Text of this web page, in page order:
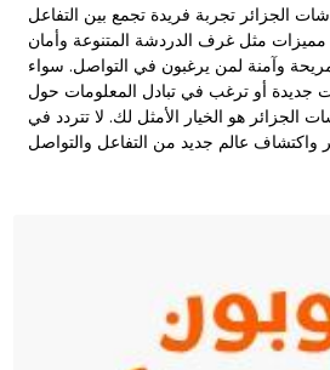
الجزائر تجربة فريدة تجمع بين التفاعل
مميزات مثل غرف الدردشة المتنوعة وأمان
وآمنة لمن يرغبون في التواصل. سواء
أو ترغب في تبادل المعلومات حول
الجزائر هو الخيار الأمثل لك. لا تتردد في